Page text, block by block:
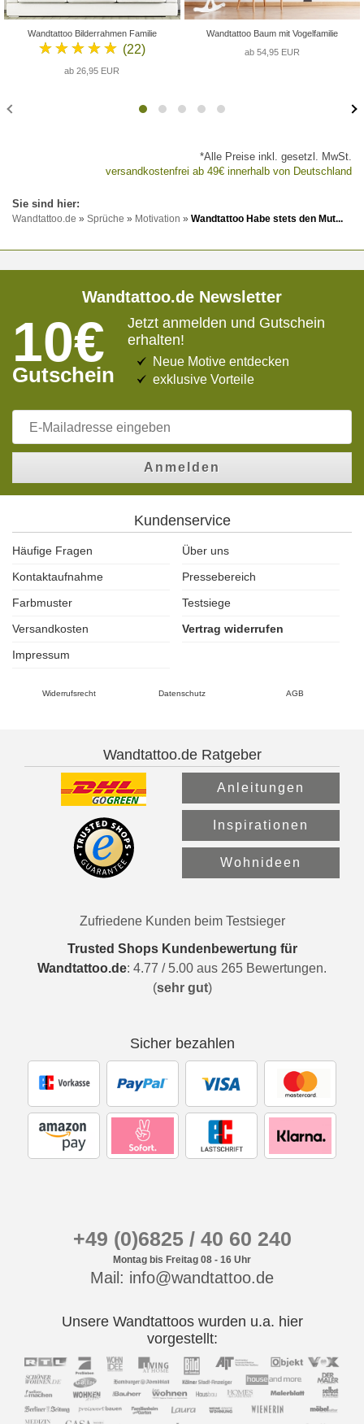
Wandtattoo Bilderrahmen Familie
★★★★★ (22)
ab 26,95 EUR
Wandtattoo Baum mit Vogelfamilie
ab 54,95 EUR
*Alle Preise inkl. gesetzl. MwSt.
versandkostenfrei ab 49€ innerhalb von Deutschland
Wandtattoo.de » Sprüche » Motivation » Wandtattoo Habe stets den Mut...
Wandtattoo.de Newsletter
10€
Gutschein
Jetzt anmelden und Gutschein
erhalten!
Neue Motive entdecken
exklusive Vorteile
Anmelden
Kundenservice
Häufige Fragen
Über uns
Kontaktaufnahme
Pressebereich
Farbmuster
Testsiege
Versandkosten
Vertrag widerrufen
Impressum
Widerrufsrecht Datenschutz AGB
Wandtattoo.de Ratgeber
Anleitungen
Inspirationen
Wohnideen
Zufriedene Kunden beim Testsieger
Trusted Shops Kundenbewertung für
Wandtattoo.de: 4.77 / 5.00 aus 265 Bewertungen.
(sehr gut)
Sicher bezahlen
+49 (0)6825 / 40 60 240
Montag bis Freitag 08 - 16 Uhr
Mail: info@wandtattoo.de
Unsere Wandtattoos wurden u.a. hier
vorgestellt: